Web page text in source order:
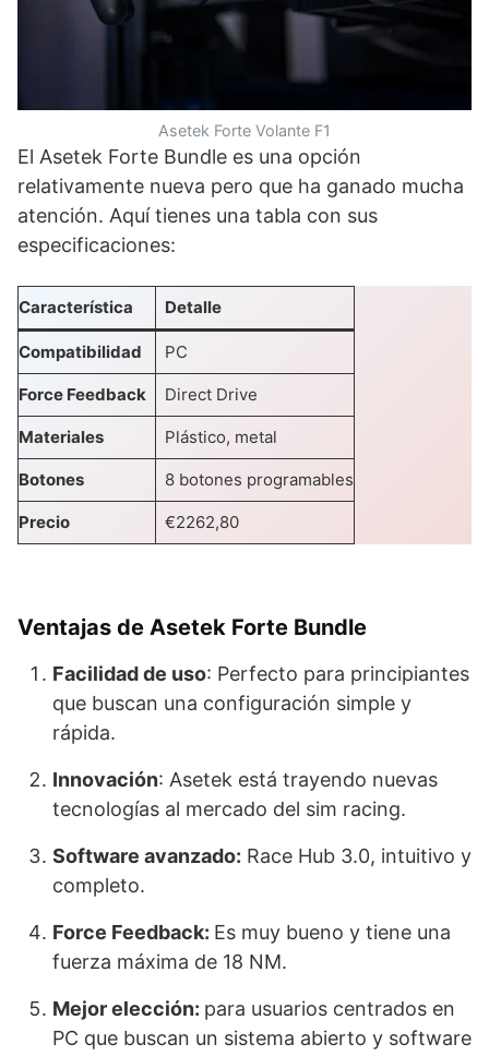
Asetek Forte Volante F1
El Asetek Forte Bundle es una opción
relativamente nueva pero que ha ganado mucha
atención. Aquí tienes una tabla con sus
especificaciones:
Característica Detalle
Compatibilidad PC
Force Feedback Direct Drive
Materiales Plástico, metal
Botones 8 botones programables
Precio €2262,80
Ventajas de Asetek Forte Bundle
Facilidad de uso: Perfecto para principiantes
que buscan una configuración simple y
rápida.
Innovación: Asetek está trayendo nuevas
tecnologías al mercado del sim racing.
Software avanzado: Race Hub 3.0, intuitivo y
completo.
Force Feedback: Es muy bueno y tiene una
fuerza máxima de 18 NM.
Mejor elección: para usuarios centrados en
PC que buscan un sistema abierto y software